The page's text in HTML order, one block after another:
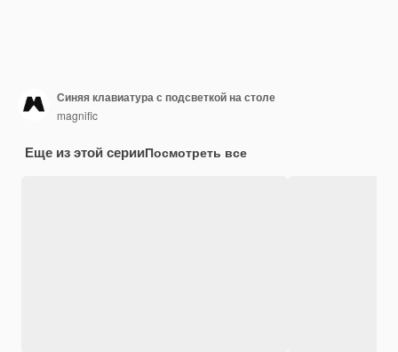
Синяя клавиатура с подсветкой на столе
magnific
Еще из этой серииПосмотреть все